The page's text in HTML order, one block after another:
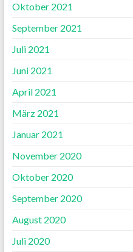
Oktober 2021
September 2021
Juli 2021
Juni 2021
April 2021
März 2021
Januar 2021
November 2020
Oktober 2020
September 2020
August 2020
Juli 2020